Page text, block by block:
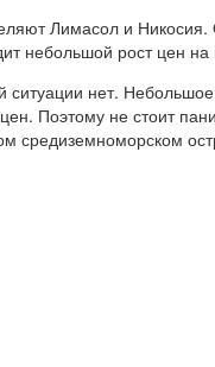
Лимасол и Никосия.
небольшой рост цен
ситуации нет.
Поэтому не стоит
средиземноморском